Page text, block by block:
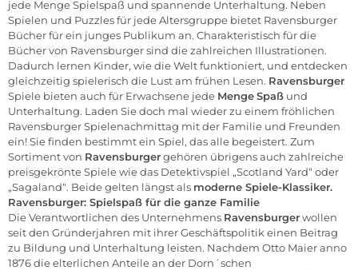
jede Menge Spielspaß und spannende Unterhaltung. Neben
Spielen und Puzzles für jede Altersgruppe bietet Ravensburger
Bücher für ein junges Publikum an. Charakteristisch für die
Bücher von Ravensburger sind die zahlreichen Illustrationen.
Dadurch lernen Kinder, wie die Welt funktioniert, und entdecken
gleichzeitig spielerisch die Lust am frühen Lesen. Ravensburger
Spiele bieten auch für Erwachsene jede MengeSpaß und
Unterhaltung. Laden Sie doch mal wieder zu einem fröhlichen
Ravensburger Spielenachmittag mit der Familie und Freunden
ein! Sie finden bestimmt ein Spiel, das alle begeistert. Zum
Sortiment von Ravensburgergehören übrigens auch zahlreiche
preisgekrönte Spiele wie das Detektivspiel „Scotland Yard“ oder
„Sagaland“. Beide gelten längst als moderne Spiele-Klassiker.
Ravensburger: Spielspaß für die ganze Familie
Die Verantwortlichen des Unternehmens Ravensburgerwollen
seit den Gründerjahren mit ihrer Geschäftspolitik einen Beitrag
zu Bildung und Unterhaltung leisten. Nachdem Otto Maier anno
1876 die elterlichen Anteile an der Dorn´schen